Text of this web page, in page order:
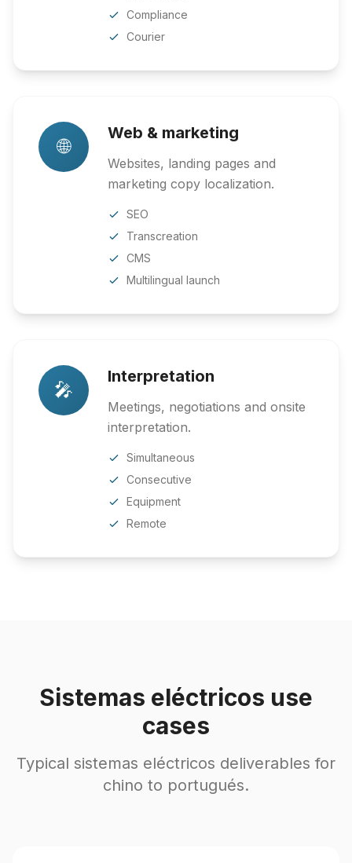
Compliance
Courier
🌐
Web & marketing
Websites, landing pages and
marketing copy localization.
SEO
Transcreation
CMS
Multilingual launch
🎤
Interpretation
Meetings, negotiations and onsite
interpretation.
Simultaneous
Consecutive
Equipment
Remote
Sistemas eléctricos use
cases
Typical sistemas eléctricos deliverables for
chino to portugués.